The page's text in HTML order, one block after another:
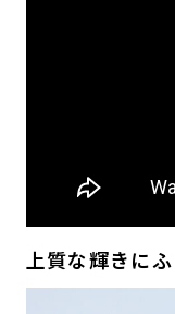
上質な輝きに